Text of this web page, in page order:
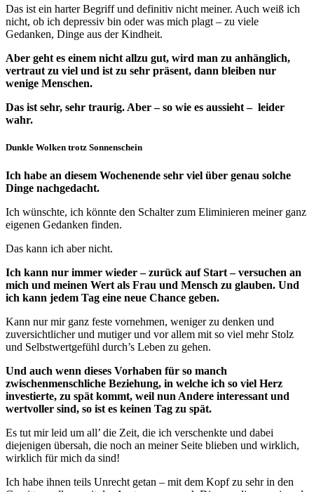
Das ist ein harter Begriff und definitiv nicht meiner. Auch weiß ich
nicht, ob ich depressiv bin oder was mich plagt – zu viele
Gedanken, Dinge aus der Kindheit.
Aber geht es einem nicht allzu gut, wird man zu anhänglich,
vertraut zu viel und ist zu sehr präsent, dann bleiben nur
wenige Menschen.
Das ist sehr, sehr traurig. Aber – so wie es aussieht – leider
wahr.
Dunkle Wolken trotz Sonnenschein
Ich habe an diesem Wochenende sehr viel über genau solche
Dinge nachgedacht.
Ich wünschte, ich könnte den Schalter zum Eliminieren meiner ganz
eigenen Gedanken finden.
Das kann ich aber nicht.
Ich kann nur immer wieder – zurück auf Start – versuchen an
mich und meinen Wert als Frau und Mensch zu glauben. Und
ich kann jedem Tag eine neue Chance geben.
Kann nur mir ganz feste vornehmen, weniger zu denken und
zuversichtlicher und mutiger und vor allem mit so viel mehr Stolz
und Selbstwertgefühl durch’s Leben zu gehen.
Und auch wenn dieses Vorhaben für so manch
zwischenmenschliche Beziehung, in welche ich so viel Herz
investierte, zu spät kommt, weil nun Andere interessant und
wertvoller sind, so ist es keinen Tag zu spät.
Es tut mir leid um all’ die Zeit, die ich verschenkte und dabei
diejenigen übersah, die noch an meiner Seite blieben und wirklich,
wirklich für mich da sind!
Ich habe ihnen teils Unrecht getan – mit dem Kopf zu sehr in den